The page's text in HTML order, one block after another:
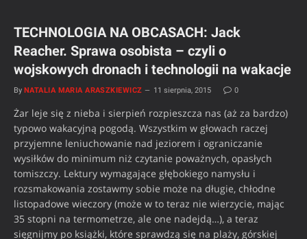
TECHNOLOGIA NA OBCASACH: Jack
Reacher. Sprawa osobista – czyli o
wojskowych dronach i technologii na wakacje
By NATALIA MARIA ARASZKIEWICZ 11 sierpnia, 2015 0
Żar leje się z nieba i sierpień rozpieszcza nas (aż za bardzo)
typowo wakacyjną pogodą. Wszystkim w głowach raczej
przyjemne leniuchowanie nad jeziorem i ograniczanie
wysiłków do minimum niż czytanie poważnych, opasłych
tomiszczy. Lektury wymagające głębokiego namysłu i
rozsmakowania zostawmy sobie może na długie, chłodne
listopadowe wieczory (może w to teraz nie wierzycie, mając
35 stopni na termometrze, ale one nadejdą…), a teraz
sięgnijmy po książki, które sprawdzą się na plaży, górskiej